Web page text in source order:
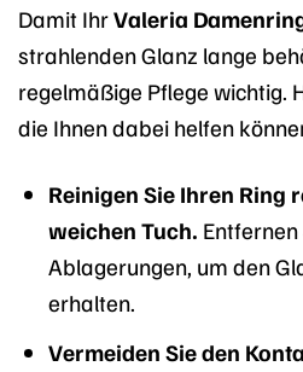
Damit IhrValeria
strahlenden Glanz lange
regelmäßige Pflege wichtig.
die Ihnen dabei helfen
Reinigen Sie Ihren Ring
weichen Tuch.
Ablagerungen, um den
erhalten.
Vermeiden Sie den